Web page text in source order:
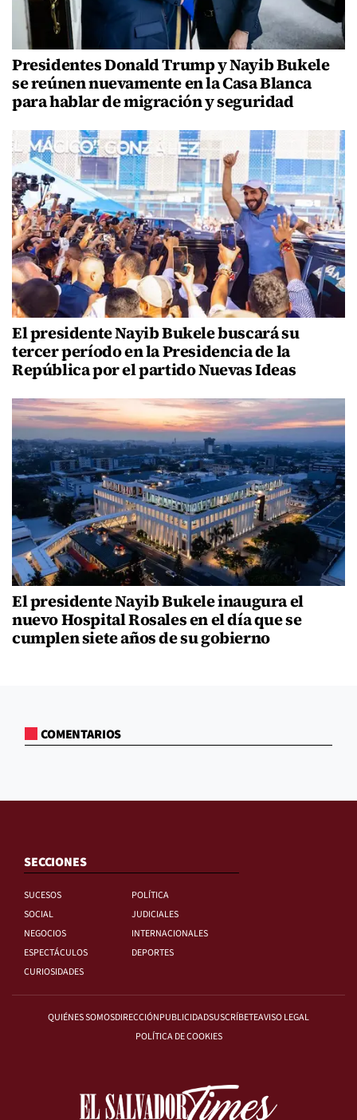
Presidentes Donald Trump y Nayib Bukele
se reúnen nuevamente en la Casa Blanca
para hablar de migración y seguridad
El presidente Nayib Bukele buscará su
tercer período en la Presidencia de la
República por el partido Nuevas Ideas
El presidente Nayib Bukele inaugura el
nuevo Hospital Rosales en el día que se
cumplen siete años de su gobierno
COMENTARIOS
SECCIONES
SUCESOS
POLÍTICA
SOCIAL
JUDICIALES
NEGOCIOS
INTERNACIONALES
ESPECTÁCULOS
DEPORTES
CURIOSIDADES
QUIÉNES SOMOSDIRECCIÓNPUBLICIDADSUSCRÍBETEAVISO LEGAL
POLÍTICA DE COOKIES